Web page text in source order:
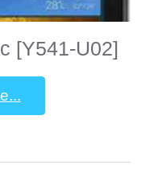
[Y541-U02]